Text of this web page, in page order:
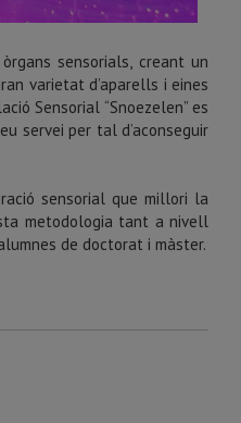
sensorials, creant un
varietat d’aparells i eines
Sensorial “Snoezelen” es
servei per tal d’aconseguir
sensorial que millori la
metodologia tant a nivell
de doctorat i màster.